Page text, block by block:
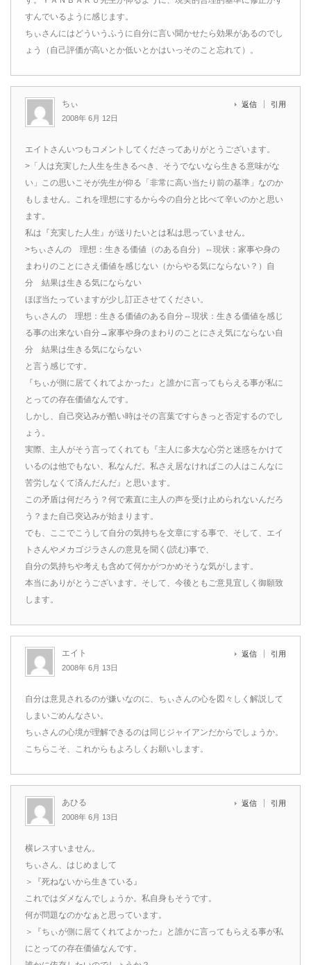
すんでいるように感じます。
ちぃさんにはどういうふうに自分に言い聞かせたら効果があるのでし
ょう（自己評価が高いとか低いとかはいっそのこと忘れて）。
ちぃ
2008年 6月 12日
返信 引用
エイトさんいつもコメントしてくださってありがとうございます。
>「人は充実した人生を生きるべき、そうでないなら生きる意味がな
い」この思いこそが先生が仰る「非常に高い当たり前の基準」なのか
もしません。これを理想にするから今の自分と比べて辛いのかと思い
ます。
私は『充実した人生』が送りたいとは私は思っていません。
>ちぃさんの 理想：生きる価値（のある自分）⇔現状：家事や身の
まわりのことにさえ価値を感じない（からやる気にならない？）自
分 結果は生きる気にならない
ほぼ当たっていますが少し訂正させてください。
ちぃさんの 理想：生きる価値のある自分⇔現状：生きる価値を感じ
る事の出来ない自分→家事や身のまわりのことにさえ気にならない自
分 結果は生きる気にならない
と言う感じです。
『ちぃが側に居てくれてよかった』と誰かに言ってもらえる事が私に
とっての存在価値なんです。
しかし、自己突込みが酷い時はその言葉ですらきっと否定するのでし
ょう。
実際、主人がそう言ってくれても『主人に多大な心労と迷惑をかけて
いるのは他でもない、私なんだ。私さえ居なければこの人はこんなに
苦労しなくて済んだんだ』と思います。
この矛盾は何だろう？何で素直に主人の声を受け止められないんだろ
う？また自己突込みが始まります。
でも、ここでこうして自分の気持ちを文章にする事で、そして、エイ
トさんやメカゴジラさんの意見を聞く(読む)事で、
自分の気持ちや考えも含めて何かがつかめそうな気がします。
本当にありがとうございます。そして、今後ともご意見宜しく御願致
します。
エイト
2008年 6月 13日
返信 引用
自分は意見されるのが嫌いなのに、ちぃさんの心を図々しく解説して
しまいごめんなさい。
ちぃさんの心境が理解できるのは同じジャイアンだからでしょうか。
こちらこそ、これからもよろしくお願いします。
あひる
2008年 6月 13日
返信 引用
横レスすいません。
ちぃさん、はじめまして
＞『死ねないから生きている』
これではダメなんでしょうか。私自身もそうです。
何が問題なのかなぁと思っています。
＞『ちぃが側に居てくれてよかった』と誰かに言ってもらえる事が私
にとっての存在価値なんです。